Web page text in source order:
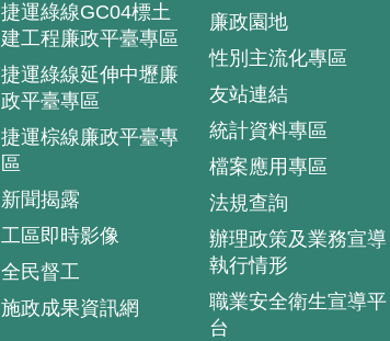
捷運綠線GC04標土
建工程廉政平臺專區
捷運綠線延伸中壢廉
政平臺專區
捷運棕線廉政平臺專
區
新聞揭露
工區即時影像
全民督工
施政成果資訊網
廉政園地
性別主流化專區
友站連結
統計資料專區
檔案應用專區
法規查詢
辦理政策及業務宣導
執行情形
職業安全衛生宣導平
台